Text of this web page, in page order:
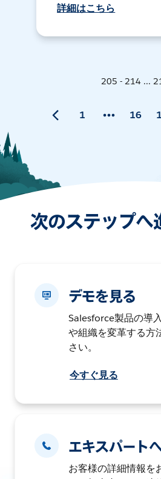
詳細はこちら
205 - 214 ...
1 16
次のステップへ
デモを見る
Salesforce製品の導
や組織を変革する方
さい。
今すぐ見る
エキスパート
お客様の詳細情報を